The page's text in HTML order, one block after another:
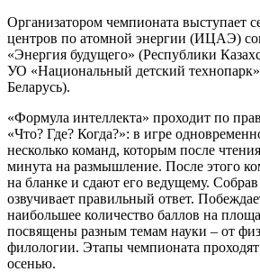
Организатором чемпионата выступает
центров по атомной энергии (ИЦАЭ)
«Энергия будущего» (Республики
УО «Национальный детский
Беларусь).
«Формула интеллекта» проходит по
«Что? Где? Когда?»: в игре
несколько команд, которым после
минута на размышление. После этого
на бланке и сдают его ведущему.
озвучивает правильный ответ.
наибольшее количество баллов на
посвящены разным темам науки – от
филологии. Этапы чемпионата
осенью.